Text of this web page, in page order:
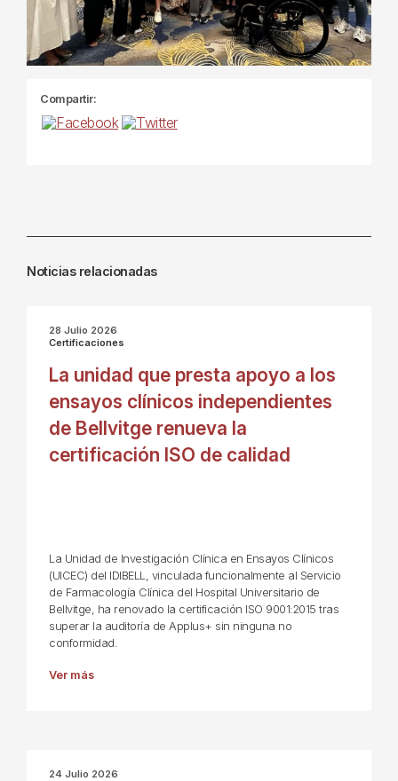
Compartir:
Noticias relacionadas
28 Julio 2026
Certificaciones
La unidad que presta apoyo a los
ensayos clínicos independientes
de Bellvitge renueva la
certificación ISO de calidad
La Unidad de Investigación Clínica en Ensayos Clínicos
(UICEC) del IDIBELL, vinculada funcionalmente al Servicio
de Farmacología Clínica del Hospital Universitario de
Bellvitge, ha renovado la certificación ISO 9001:2015 tras
superar la auditoría de Applus+ sin ninguna no
conformidad.
Ver más
24 Julio 2026